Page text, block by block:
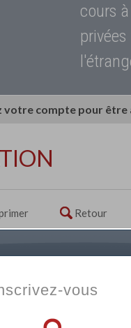
cours
votre compte pour
Retour
vous